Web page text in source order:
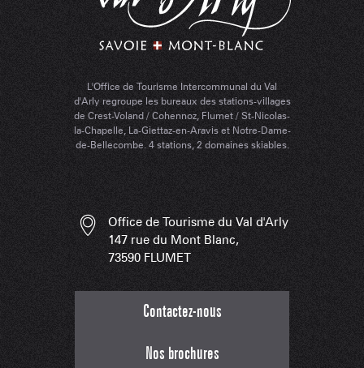
L'Office de Tourisme Intercommunal du Val
d'Arly regroupe les bureaux des stations-villages
de Crest-Voland / Cohennoz, Flumet / St-Nicolas-
la-Chapelle, La-Giettaz-en-Aravis et Notre-Dame-
de-Bellecombe. 4 stations, 2 domaines skiables.
Office de Tourisme du Val d'Arly
147 rue du Mont Blanc,
73590 FLUMET
Contactez-nous
Nos brochures